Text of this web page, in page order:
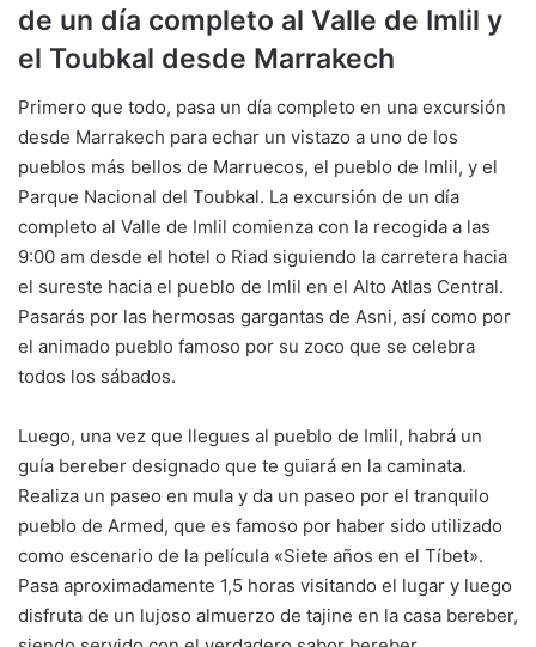
de un día completo al Valle de Imlil y
el Toubkal desde Marrakech
Primero que todo, pasa un día completo en una excursión
desde Marrakech para echar un vistazo a uno de los
pueblos más bellos de Marruecos, el pueblo de Imlil, y el
Parque Nacional del Toubkal. La excursión de un día
completo al Valle de Imlil comienza con la recogida a las
9:00 am desde el hotel o Riad siguiendo la carretera hacia
el sureste hacia el pueblo de Imlil en el Alto Atlas Central.
Pasarás por las hermosas gargantas de Asni, así como por
el animado pueblo famoso por su zoco que se celebra
todos los sábados.
Luego, una vez que llegues al pueblo de Imlil, habrá un
guía bereber designado que te guiará en la caminata.
Realiza un paseo en mula y da un paseo por el tranquilo
pueblo de Armed, que es famoso por haber sido utilizado
como escenario de la película «Siete años en el Tíbet».
Pasa aproximadamente 1,5 horas visitando el lugar y luego
disfruta de un lujoso almuerzo de tajine en la casa bereber,